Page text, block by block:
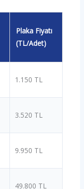
Plaka Fiyatı
(TL/Adet)
1.150 TL
3.520 TL
9.950 TL
49.800 TL